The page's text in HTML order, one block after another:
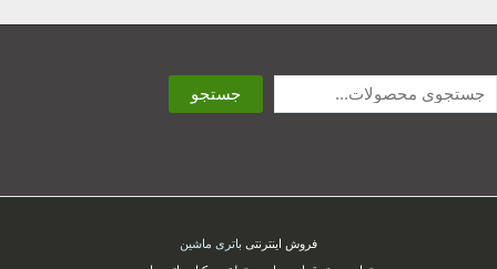
جستجو
فروش اینترنتی باتری ماشین